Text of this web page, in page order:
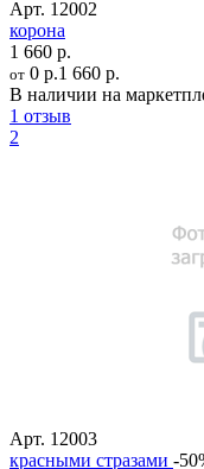
Арт. 12002
корона
1 660 р.
от 0 р.1 660 р.
В наличии на
1 отзыв
2
Арт. 12003
красными стразами -